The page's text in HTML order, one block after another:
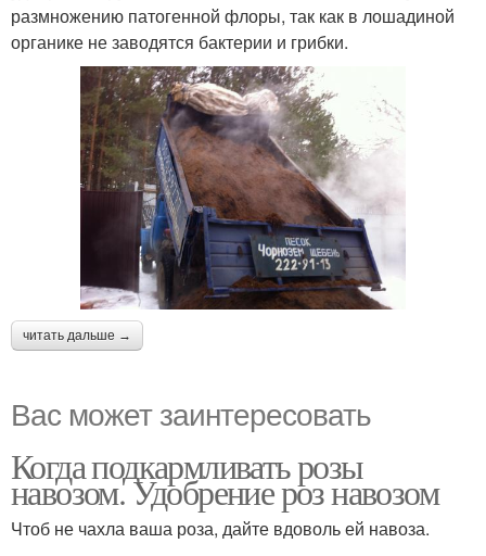
размножению патогенной флоры, так как в лошадиной
органике не заводятся бактерии и грибки.
читать дальше →
Вас может заинтересовать
Когда подкармливать розы
навозом. Удобрение роз навозом
Чтоб не чахла ваша роза, дайте вдоволь ей навоза.